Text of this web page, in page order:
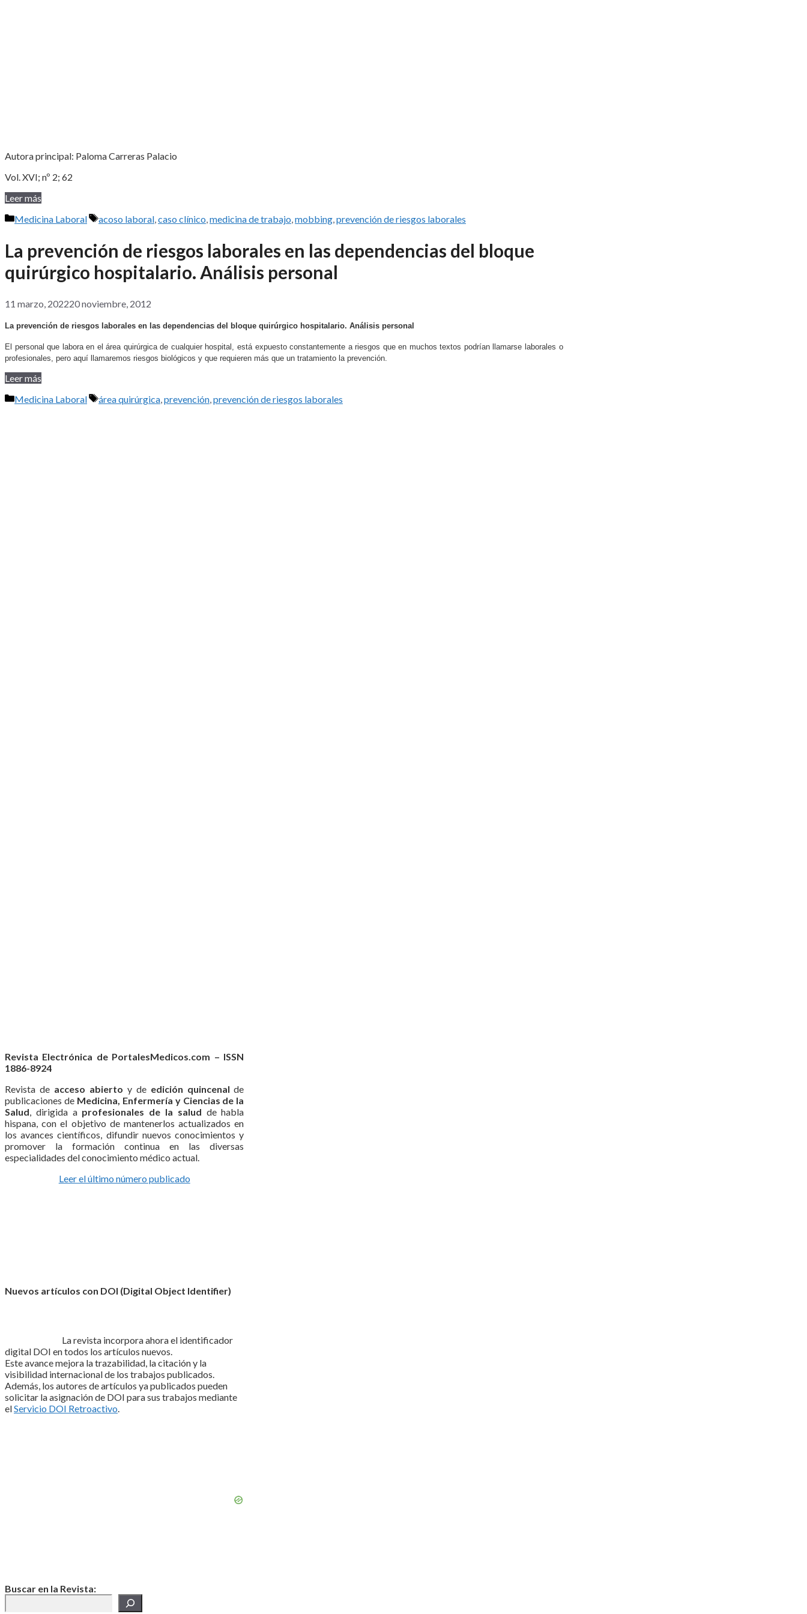
Autora principal: Paloma Carreras Palacio
Vol. XVI; nº 2; 62
Leer más
Categorías
Medicina Laboral Etiquetas
acoso laboral,caso clínico,medicina de trabajo,mobbing,prevención de riesgos laborales
La prevención de riesgos laborales en las dependencias del bloque
quirúrgico hospitalario. Análisis personal
11 marzo, 202220 noviembre, 2012
La prevención de riesgos laborales en las dependencias del bloque quirúrgico hospitalario. Análisis personal
El personal que labora en el área quirúrgica de cualquier hospital, está expuesto constantemente a riesgos que en muchos textos podrían llamarse laborales o
profesionales, pero aquí llamaremos riesgos biológicos y que requieren más que un tratamiento la prevención.
Leer más
Categorías
Medicina Laboral Etiquetas
área quirúrgica prevención prevención de riesgos laborales
Revista Electrónica de PortalesMedicos.com – ISSN
1886-8924
Revista de acceso abierto y de edición quincenal de
publicaciones de Medicina, Enfermería y Ciencias de la
Salud , dirigida a profesionales de la salud de habla
hispana, con el objetivo de mantenerlos actualizados en
los avances científicos, difundir nuevos conocimientos y
promover la formación continua en las diversas
especialidades del conocimiento médico actual.
Leer el último número publicado
Nuevos artículos con DOI (Digital Object Identifier)
La revista incorpora ahora el identificador
digital DOI en todos los artículos nuevos.
Este avance mejora la trazabilidad, la citación y la
visibilidad internacional de los trabajos publicados.
Además, los autores de artículos ya publicados pueden
solicitar la asignación de DOI para sus trabajos mediante
elServicio DOI Retroactivo
Buscar en la Revista: